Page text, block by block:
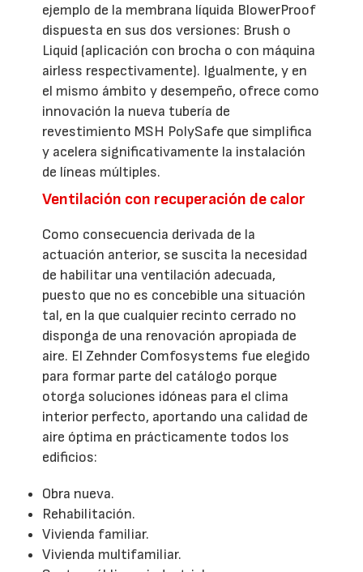
ejemplo de la membrana líquida BlowerProof
dispuesta en sus dos versiones: Brush o
Liquid (aplicación con brocha o con máquina
airless respectivamente). Igualmente, y en
el mismo ámbito y desempeño, ofrece como
innovación la nueva tubería de
revestimiento MSH PolySafe que simplifica
y acelera significativamente la instalación
de líneas múltiples.
Ventilación con recuperación de calor
Como consecuencia derivada de la
actuación anterior, se suscita la necesidad
de habilitar una ventilación adecuada,
puesto que no es concebible una situación
tal, en la que cualquier recinto cerrado no
disponga de una renovación apropiada de
aire. El Zehnder Comfosystems fue elegido
para formar parte del catálogo porque
otorga soluciones idóneas para el clima
interior perfecto, aportando una calidad de
aire óptima en prácticamente todos los
edificios:
Obra nueva.
Rehabilitación.
Vivienda familiar.
Vivienda multifamiliar.